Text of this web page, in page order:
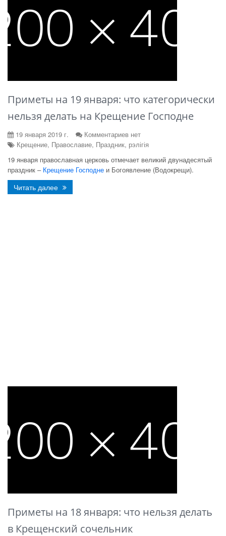
Приметы на 19 января: что категорически
нельзя делать на Крещение Господне
19 января 2019 г.
Комментариев нет
Крещение, Православие, Праздник, рэлігія
19 января православная церковь отмечает великий двунадесятый
праздник – Крещение Господне и Богоявление (Водокрещи).
Читать далее
Приметы на 18 января: что нельзя делать
в Крещенский сочельник